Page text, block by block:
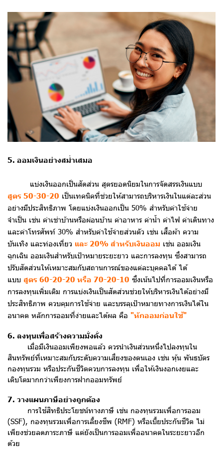
5. ออมเงินอย่างสม่ำเสมอ
แบ่งเงินออกเป็นสัดส่วน สูตรยอดนิยมในการจัดสรรเงินแบบ
สูตร 50-30-20 เป็นเทคนิคที่ช่วยให้สามารถบริหารเงินในแต่ละส่วน
อย่างมีประสิทธิภาพ โดยแบ่งเงินออกเป็น 50% สำหรับค่าใช้จ่าย
จำเป็น เช่น ค่าเช่าบ้านหรือผ่อนบ้าน ค่าอาหาร ค่าน้ำ ค่าไฟ ค่าเดินทาง
และค่าโทรศัพท์ 30% สำหรับค่าใช้จ่ายส่วนตัว เช่น เสื้อผ้า ความ
บันเทิง และท่องเที่ยว และ 20% สำหรับเงินออม เช่น ออมเงิน
ฉุกเฉิน ออมเงินสำหรับเป้าหมายระยะยาว และการลงทุน ซึ่งสามารถ
ปรับสัดส่วนให้เหมาะสมกับสถานการณ์ของแต่ละบุคคลได้ ได้
แบบ สูตร 60-20-20 หรือ 70-20-10 ซึ่งเน้นไปที่การออมเงินหรือ
การลงทุนเพิ่มเติม การแบ่งเงินเป็นสัดส่วนช่วยให้บริหารเงินได้อย่างมี
ประสิทธิภาพ ควบคุมการใช้จ่าย และบรรลุเป้าหมายทางการเงินได้ใน
อนาคต หลักการออมที่ง่ายและได้ผล คือ "หักออมก่อนใช้"
6. ลงทุนเพื่อสร้างความมั่งคั่ง
เมื่อมีเงินออมเพียงพอแล้ว ควรนำเงินส่วนหนึ่งไปลงทุนใน
สินทรัพย์ที่เหมาะสมกับระดับความเสี่ยงของตนเอง เช่น หุ้น พันธบัตร
กองทุนรวม หรือประกันชีวิตควบการลงทุน เพื่อให้เงินงอกเงยและ
เติบโตมากกว่าเพียงการฝากออมทรัพย์
7. วางแผนภาษีอย่างถูกต้อง
การใช้สิทธิประโยชน์ทางภาษี เช่น กองทุนรวมเพื่อการออม
(SSF), กองทุนรวมเพื่อการเลี้ยงชีพ (RMF) หรือเบี้ยประกันชีวิต ไม่
เพียงช่วยลดภาระภาษี แต่ยังเป็นการออมเพื่ออนาคตในระยะยาวอีก
ด้วย